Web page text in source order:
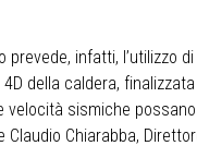
prevede, infatti, l’utilizzo
della caldera,
velocità sismiche
Claudio Chiarabba,